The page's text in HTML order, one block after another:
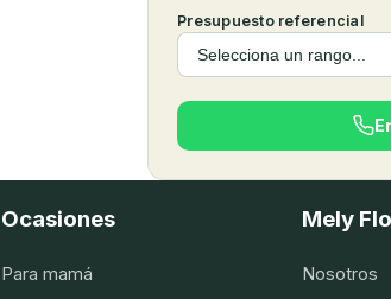
Presupuesto referencial
Ocasiones
Para mamá
Mely
Nosotros